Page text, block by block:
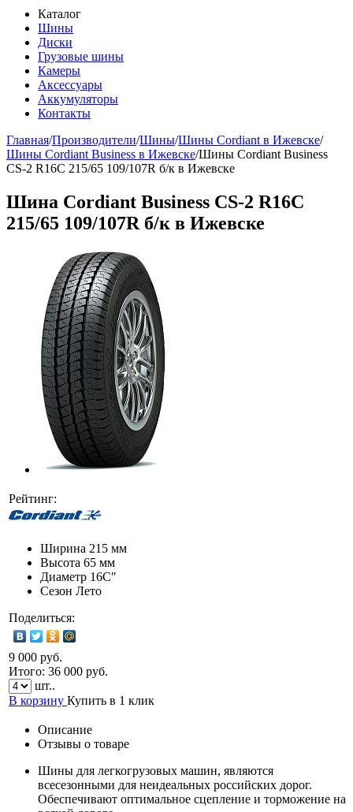
Каталог
Шины
Диски
Грузовые шины
Камеры
Аксессуары
Аккумуляторы
Контакты
Главная/Производители/Шины/Шины Cordiant в Ижевске/
Шины Cordiant Business в Ижевске/Шины Cordiant Business
CS-2 R16C 215/65 109/107R б/к в Ижевске
Шина Cordiant Business CS-2 R16C
215/65 109/107R б/к в Ижевске
Рейтинг:
Ширина 215 мм
Высота 65 мм
Диаметр 16C″
Сезон Лето
Поделиться:
9 000 руб.
Итого: 36 000 руб.
шт..
В корзину Купить в 1 клик
Описание
Отзывы о товаре
Шины для легкогрузовых машин, являются
всесезонными для неидеальных российских дорог.
Обеспечивают оптимальное сцепление и торможение на